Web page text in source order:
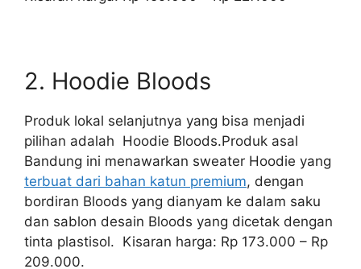
2. Hoodie Bloods
Produk lokal selanjutnya yang bisa menjadi
pilihan adalah Hoodie Bloods.Produk asal
Bandung ini menawarkan sweater Hoodie yang
terbuat dari bahan katun premium, dengan
bordiran Bloods yang dianyam ke dalam saku
dan sablon desain Bloods yang dicetak dengan
tinta plastisol. Kisaran harga: Rp 173.000 – Rp
209.000.